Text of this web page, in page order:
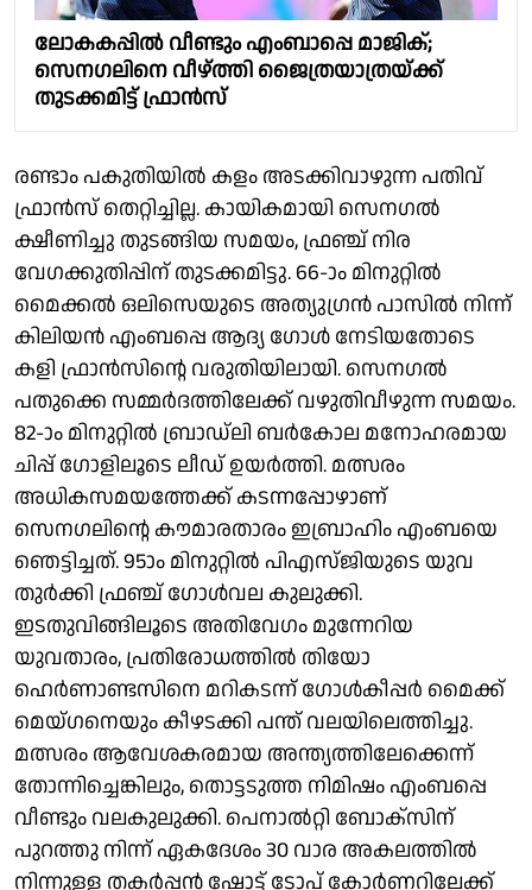
ലോകകപ്പിൽ വീണ്ടും എംബാപ്പെ മാജിക്;
സെനഗലിനെ വീഴ്ത്തി ജൈത്രയാത്രയ്ക്ക്
തുടക്കമിട്ട് ഫ്രാൻസ്
രണ്ടാം പകുതിയില്‍ കളം അടക്കിവാഴുന്ന പതിവ്
ഫ്രാന്‍സ് തെറ്റിച്ചില്ല. കായികമായി സെനഗല്‍
ക്ഷീണിച്ചു തുടങ്ങിയ സമയം, ഫ്രഞ്ച് നിര
വേഗക്കുതിപ്പിന് തുടക്കമിട്ടു. 66-ാം മിനുറ്റില്‍
മൈക്കൽ ഒലിസെയുടെ അത്യുഗ്രന്‍ പാസിൽ നിന്ന്
കിലിയൻ എംബപ്പെ ആദ്യ ഗോൾ നേടിയതോടെ
കളി ഫ്രാന്‍സിന്റെ വരുതിയിലായി. സെനഗല്‍
പതുക്കെ സമ്മര്‍ദത്തിലേക്ക് വഴുതിവീഴുന്ന സമയം.
82-ാം മിനുറ്റില്‍ ബ്രാഡ്‍ലി ബര്‍കോല മനോഹരമായ
ചിപ്പ് ഗോളിലൂടെ ലീഡ് ഉയര്‍ത്തി. മത്സരം
അധികസമയത്തേക്ക് കടന്നപ്പോഴാണ്
സെനഗലിന്റെ കൗമാരതാരം ഇബ്രാഹിം എംബയെ
ഞെട്ടിച്ചത്. 95ാം മിനുറ്റില്‍ പിഎസ്‍ജിയുടെ യുവ
തുര്‍ക്കി ഫ്രഞ്ച് ഗോള്‍വല കുലുക്കി.
ഇടതുവിങ്ങിലൂടെ അതിവേഗം മുന്നേറിയ
യുവതാരം, പ്രതിരോധത്തിൽ തിയോ
ഹെർണാണ്ടസിനെ മറികടന്ന് ഗോൾകീപ്പർ മൈക്ക്
മെയ്‌ഗനെയും കീഴടക്കി പന്ത് വലയിലെത്തിച്ചു.
മത്സരം ആവേശകരമായ അന്ത്യത്തിലേക്കെന്ന്
തോന്നിച്ചെങ്കിലും, തൊട്ടടുത്ത നിമിഷം എംബപ്പെ
വീണ്ടും വലകുലുക്കി. പെനാൽറ്റി ബോക്സിന്
പുറത്തു നിന്ന് ഏകദേശം 30 വാര അകലത്തിൽ
നിന്നുള്ള തകർപ്പൻ ഷോട്ട് ടോപ് കോർണറിലേക്ക്